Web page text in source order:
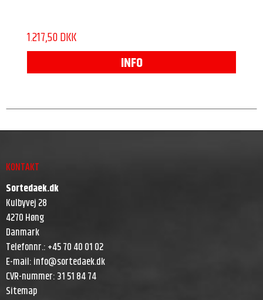
1.217,50 DKK
INFO
KONTAKT
Sortedaek.dk
Kulbyvej 28
4270 Høng
Danmark
Telefonnr.:+45 70 40 01 02
E-mail:info@sortedaek.dk
CVR-nummer:31 51 84 74
Sitemap